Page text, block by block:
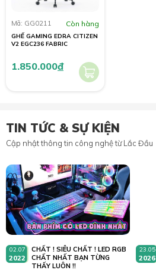
Mã: GG0211 Còn hàng
GHẾ GAMING EDRA CITIZEN
V2 EGC236 FABRIC
1.850.000đ
TIN TỨC & SỰ KIỆN
Cập nhật thông tin công nghệ từ Lắc Đầu
02.07
2022
CHẤT ! SIÊU CHẤT ! LED RGB
CHẤT NHẤT BẠN TỪNG
THẤY LUÔN !!
23.05
2026